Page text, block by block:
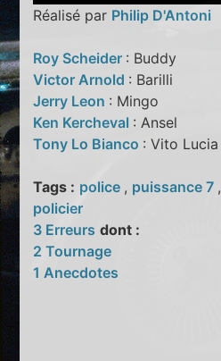
Réalisé par Philip D'Antoni
Roy Scheider : Buddy
Victor Arnold : Barilli
Jerry Leon : Mingo
Ken Kercheval : Ansel
Tony Lo Bianco : Vito Lucia
Tags : police , puissance 7 ,
policier
3 Erreurs dont :
2 Tournage
1 Anecdotes